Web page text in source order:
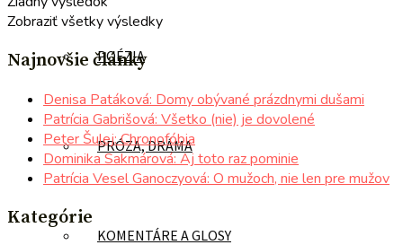
POÉZIA
PRÓZA, DRÁMA
KOMENTÁRE A GLOSY
Zobraziť všetky výsledky
Najnovšie články
Denisa Patáková: Domy obývané prázdnymi dušami
Patrícia Gabrišová: Všetko (nie) je dovolené
Peter Šulej: Chronofóbia
Dominika Sakmárová: Aj toto raz pominie
Patrícia Vesel Ganoczyová: O mužoch, nie len pre mužov
Kategórie